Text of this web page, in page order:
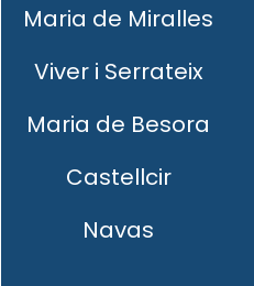
Maria de Miralles
Viver i Serrateix
Maria de Besora
Castellcir
Navas